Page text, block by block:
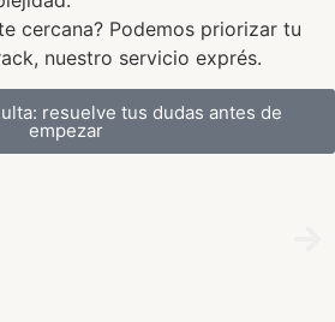
cercana? Podemos priorizar tu
nuestro servicio exprés.
resuelve tus dudas antes de
empezar